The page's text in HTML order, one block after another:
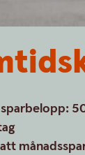
sparbelopp: